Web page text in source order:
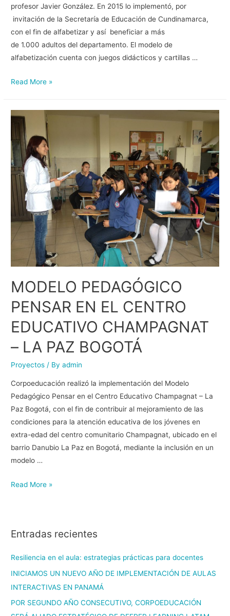
profesor Javier González. En 2015 lo implementó, por
invitación de la Secretaría de Educación de Cundinamarca,
con el fin de alfabetizar y así beneficiar a más
de 1.000 adultos del departamento. El modelo de
alfabetización cuenta con juegos didácticos y cartillas …
Read More »
MODELO PEDAGÓGICO
PENSAR EN EL CENTRO
EDUCATIVO CHAMPAGNAT
– LA PAZ BOGOTÁ
Proyectos / Byadmin
Corpoeducación realizó la implementación del Modelo
Pedagógico Pensar en el Centro Educativo Champagnat – La
Paz Bogotá, con el fin de contribuir al mejoramiento de las
condiciones para la atención educativa de los jóvenes en
extra-edad del centro comunitario Champagnat, ubicado en el
barrio Danubio La Paz en Bogotá, mediante la inclusión en un
modelo …
Read More »
Entradas recientes
Resiliencia en el aula: estrategias prácticas para docentes
INICIAMOS UN NUEVO AÑO DE IMPLEMENTACIÓN DE AULAS
INTERACTIVAS EN PANAMÁ
POR SEGUNDO AÑO CONSECUTIVO, CORPOEDUCACIÓN